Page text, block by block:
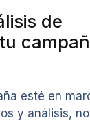
de
esté en
y análisis,